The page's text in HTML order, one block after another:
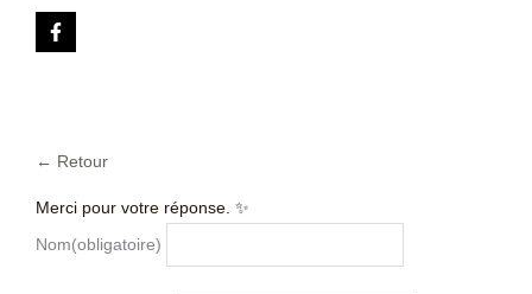
← Retour
Merci pour votre réponse. ✨
Nom(obligatoire)